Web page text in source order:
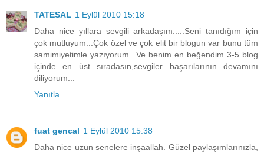
TATESAL 1 Eylül 2010 15:18
Daha nice yıllara sevgili arkadaşım.....Seni tanıdığım için
çok mutluyum...Çok özel ve çok elit bir blogun var bunu tüm
samimiyetimle yazıyorum...Ve benim en beğendim 3-5 blog
içinde en üst sıradasın,sevgiler başarılarının devamını
diliyorum...
Yanıtla
fuat gencal 1 Eylül 2010 15:38
Daha nice uzun senelere inşaallah. Güzel paylaşımlarınızla,